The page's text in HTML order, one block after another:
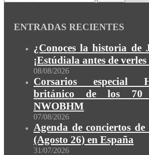
ENTRADAS RECIENTES
¿Conoces la historia de
¡Estúdiala antes de
08/08/2026
Corsarios especial
británico de los 70
NWOBHM
07/08/2026
Agenda de conciertos
(Agosto 26) en España
31/07/2026